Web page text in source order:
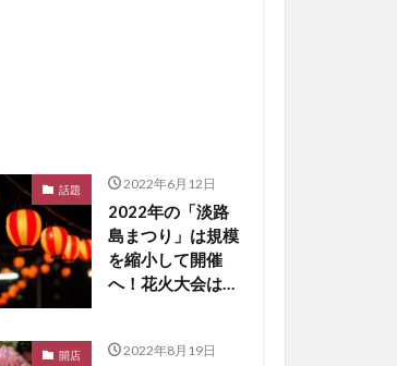
話題 2022年6月12日
2022年の「淡路
島まつり」は規模
を縮小して開催
へ！花火大会は中
開店 2022年8月19日